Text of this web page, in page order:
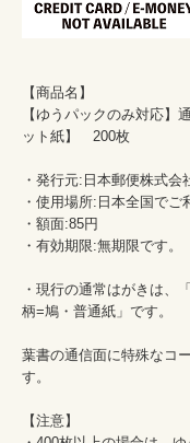
【商品名】
【ゆうパックのみ対応】
ット紙】　200枚
・発行元:日本郵便株式
・使用場所:日本全国で
・額面:85円
・有効期限:無期限です。
・現行の通常はがきは、
柄=鳩・普通紙」です。
葉書の通信面に特殊なコ
す。
【注意】